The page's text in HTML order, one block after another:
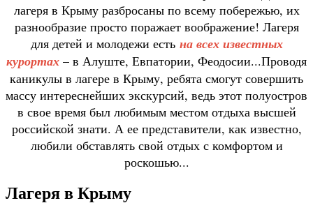
лагеря в Крыму разбросаны по всему побережью, их
разнообразие просто поражает воображение! Лагеря
для детей и молодежи естьна всех известных
курортах – в Алуште, Евпатории, Феодосии...Проводя
каникулы в лагере в Крыму, ребята смогут совершить
массу интереснейших экскурсий, ведь этот полуостров
в свое время был любимым местом отдыха высшей
российской знати. А ее представители, как известно,
любили обставлять свой отдых с комфортом и
роскошью...
Лагеря в Крыму